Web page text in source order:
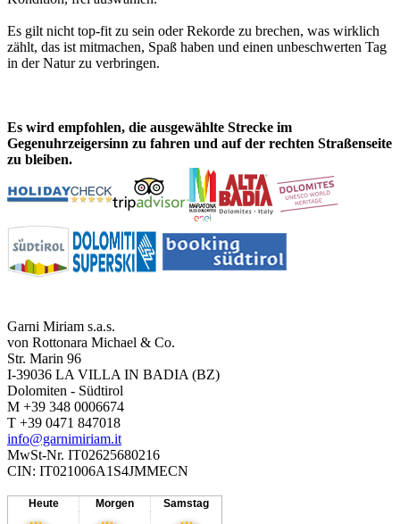
Es gilt nicht top-fit zu sein oder Rekorde zu brechen, was wirklich
zählt, das ist mitmachen, Spaß haben und einen unbeschwerten Tag
in der Natur zu verbringen.
Es wird empfohlen, die ausgewählte Strecke im
Gegenuhrzeigersinn zu fahren und auf der rechten Straßenseite
zu bleiben.
Garni Miriam s.a.s.
von Rottonara Michael & Co.
Str. Marin 96
I-39036 LA VILLA IN BADIA (BZ)
Dolomiten - Südtirol
M +39 348 0006674
T +39 0471 847018
info@garnimiriam.it
MwSt-Nr. IT02625680216
CIN: IT021006A1S4JMMECN
Heute Morgen Samstag